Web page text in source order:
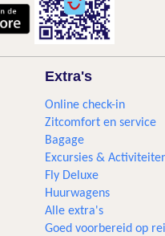
Extra's
Online check-in
Zitcomfort en service
Bagage
Excursies &
Fly Deluxe
Huurwagens
Alle extra's
Goed voorbereid op